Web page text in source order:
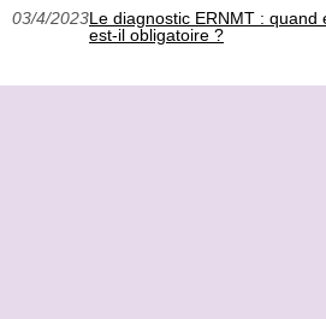
03/4/2023Le diagnostic ERNMT : quand
est-il obligatoire ?